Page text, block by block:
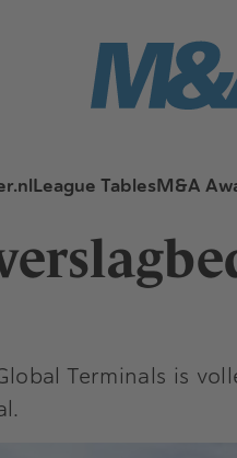
League TablesM&A
Terminals is